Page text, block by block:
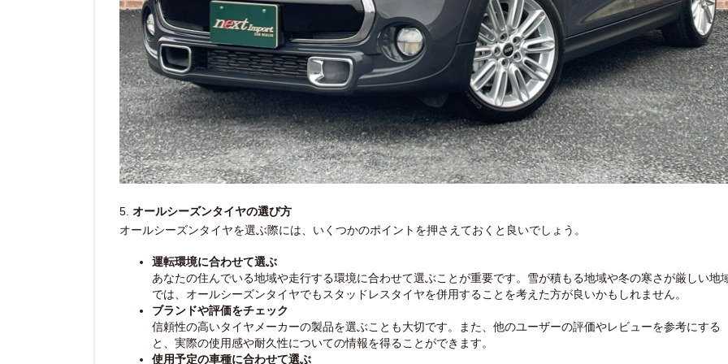
5. オールシーズンタイヤの選び方
オールシーズンタイヤを選ぶ際には、いくつかのポイントを押さえておくと良いでしょう。
運転環境に合わせて選ぶ
あなたの住んでいる地域や走行する環境に合わせて選ぶことが重要です。雪が積もる地域や冬の寒さが厳しい地
では、オールシーズンタイヤでもスタッドレスタイヤを併用することを考えた方が良いかもしれません。
ブランドや評価をチェック
信頼性の高いタイヤメーカーの製品を選ぶことも大切です。また、他のユーザーの評価やレビューを参考にする
と、実際の使用感や耐久性についての情報を得ることができます。
使用予定の車種に合わせて選ぶ